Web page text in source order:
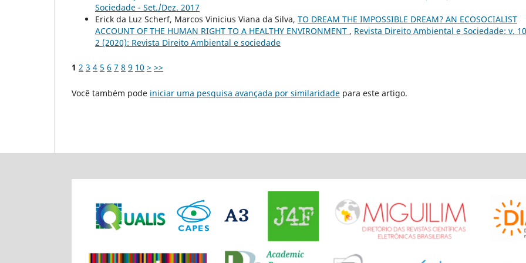
Sociedade - Set./Dez. 2017
Erick da Luz Scherf, Marcos Vinicius Viana da Silva, TO DREAM THE IMPOSSIBLE DREAM? AN ECOSOCIALIST
ACCOUNT OF THE HUMAN RIGHT TO A HEALTHY ENVIRONMENT , Revista Direito Ambiental e Sociedade: v.
2 (2020): Revista Direito Ambiental e sociedade
1 2 3 4 5 6 7 8 9 10 > >>
Você também pode iniciar uma pesquisa avançada por similaridade para este artigo.